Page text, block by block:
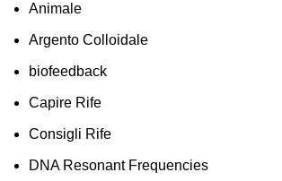
Animale
Argento Colloidale
biofeedback
Capire Rife
Consigli Rife
DNA Resonant Frequencies